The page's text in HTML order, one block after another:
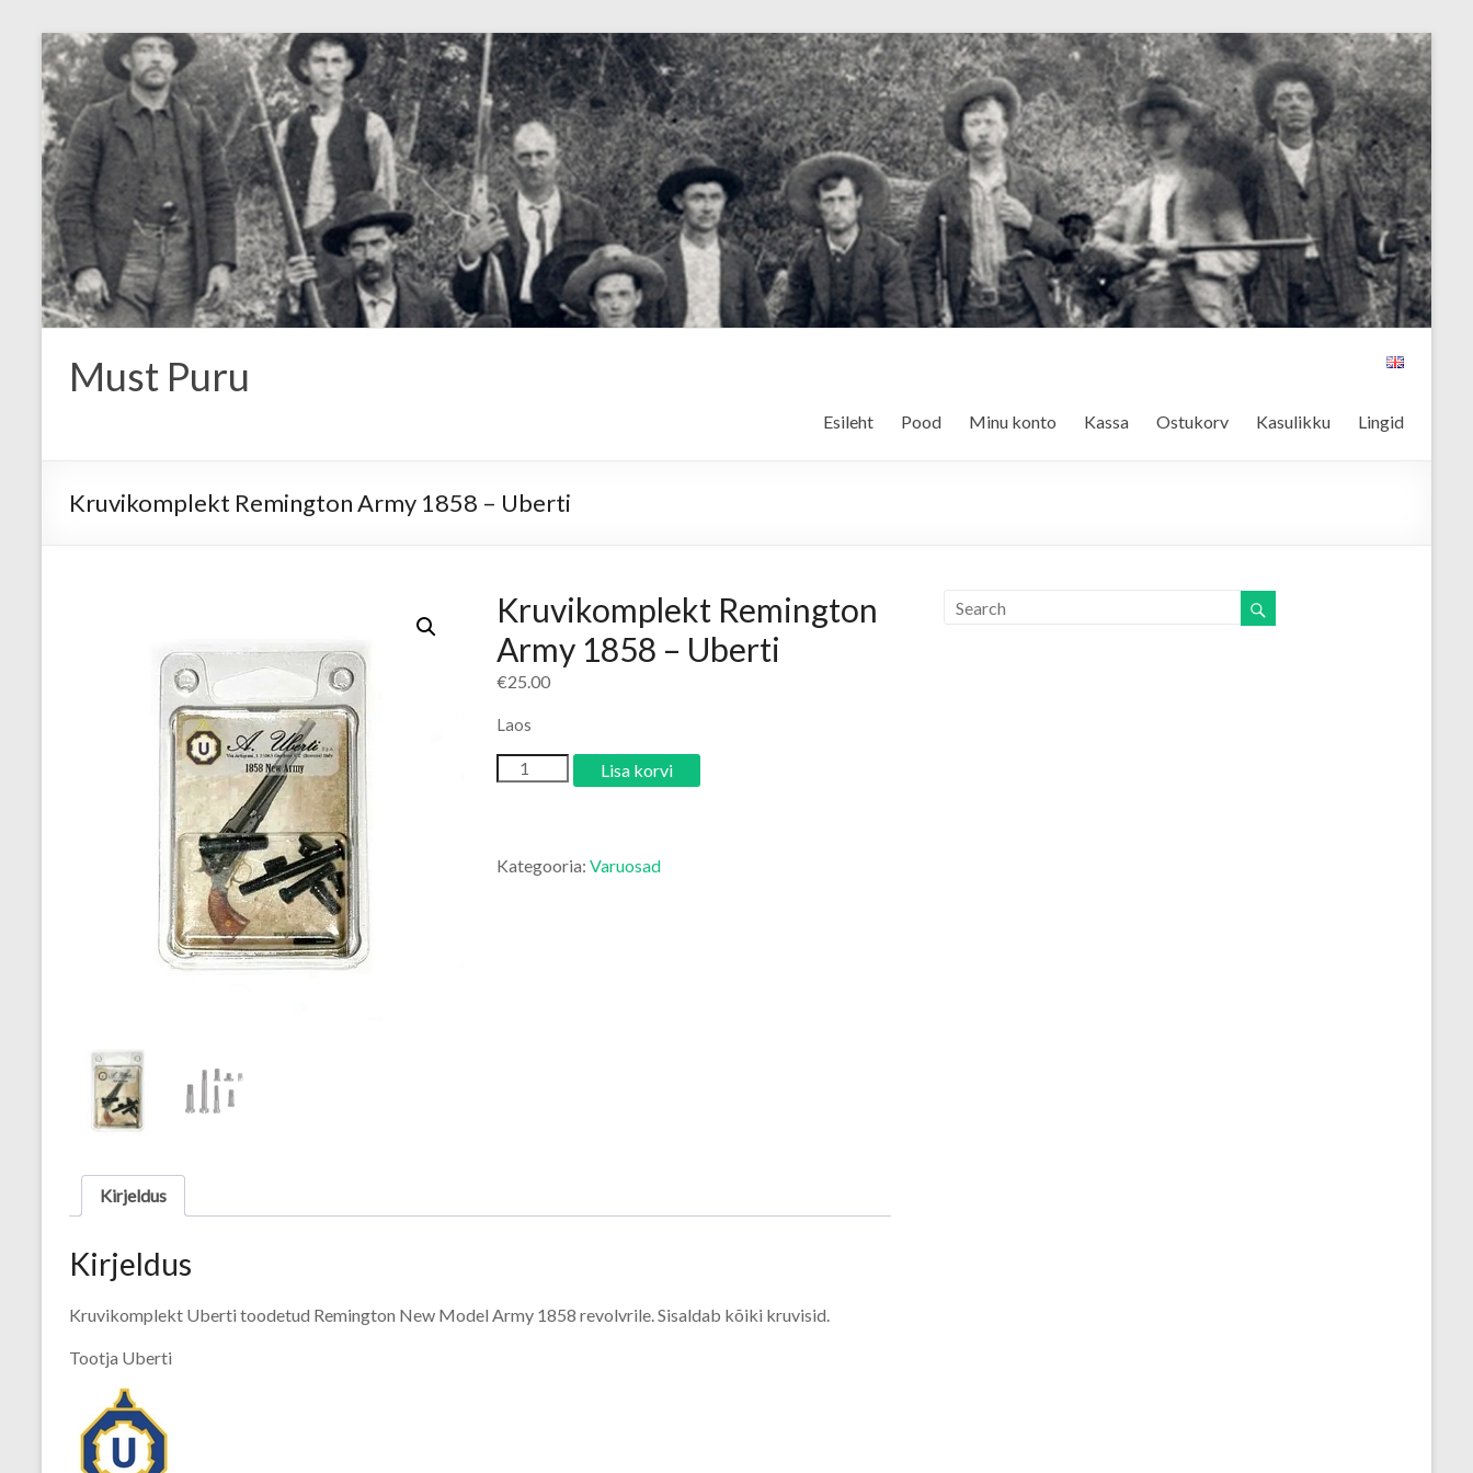
Must Puru
Esileht Pood Minu konto Kassa Ostukorv Kasulikku Lingid
Kruvikomplekt Remington Army 1858 – Uberti
Kruvikomplekt Remington
Army 1858 – Uberti
€25.00
Laos
Lisa korvi
Kategooria: Varuosad
Kirjeldus
Kirjeldus
Kruvikomplekt Uberti toodetud Remington New Model Army 1858 revolvrile. Sisaldab kõiki kruvisid.
Tootja Uberti